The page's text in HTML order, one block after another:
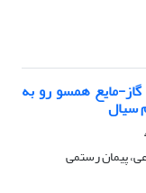
مایع همسو رو ‌به‌
سیال
پیمان رستمی